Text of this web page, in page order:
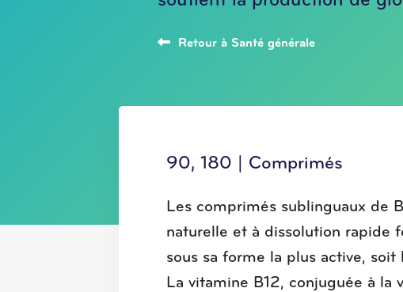
Retour à Santé générale
90, 180 | Comprimés
Les comprimés sublinguaux de
naturelle et à dissolution rapide
sous sa forme la plus active, soit
La vitamine B12, conjuguée à la